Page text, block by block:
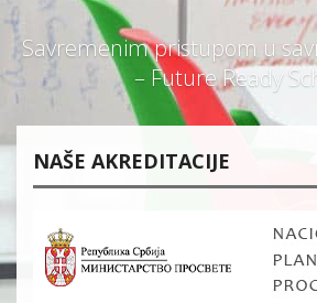
Savremenim pristupom u
– Future Ready
NAŠE AKREDITACIJE